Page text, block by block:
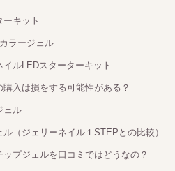
キット
ラージェル
ルLEDスターターキット
入は損をする可能性がある？
ェル
（ジェリーネイル１STEPとの比較）
プジェルを口コミではどうなの？